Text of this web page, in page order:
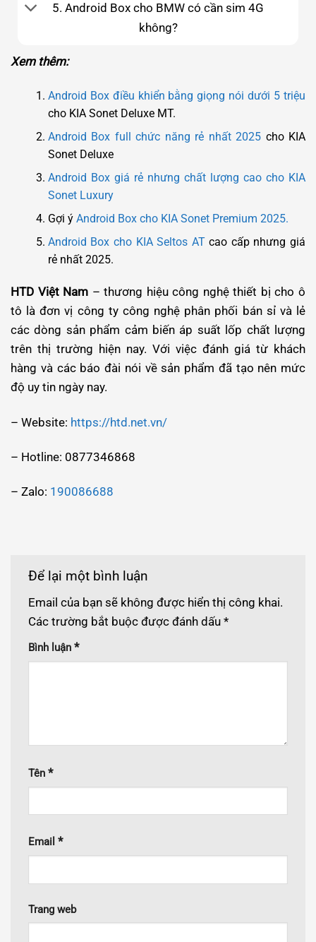
5. Android Box cho BMW có cần sim 4G
không?
Xem thêm:
Android Box điều khiển bằng giọng nói dưới 5 triệu
cho KIA Sonet Deluxe MT.
Android Box full chức năng rẻ nhất 2025 cho KIA
Sonet Deluxe
Android Box giá rẻ nhưng chất lượng cao cho KIA
Sonet Luxury
Gợi ý Android Box cho KIA Sonet Premium 2025.
Android Box cho KIA Seltos ATcao cấp nhưng giá
rẻ nhất 2025.
HTD Việt Nam – thương hiệu công nghệ thiết bị cho ô
tô là đơn vị công ty công nghệ phân phối bán sỉ và lẻ
các dòng sản phẩm cảm biến áp suất lốp chất lượng
trên thị trường hiện nay. Với việc đánh giá từ khách
hàng và các báo đài nói về sản phẩm đã tạo nên mức
độ uy tin ngày nay.
– Website: https://htd.net.vn/
– Hotline: 0877346868
– Zalo: 190086688
Để lại một bình luận
Email của bạn sẽ không được hiển thị công khai.
Các trường bắt buộc được đánh dấu *
Bình luận *
Tên *
Email *
Trang web